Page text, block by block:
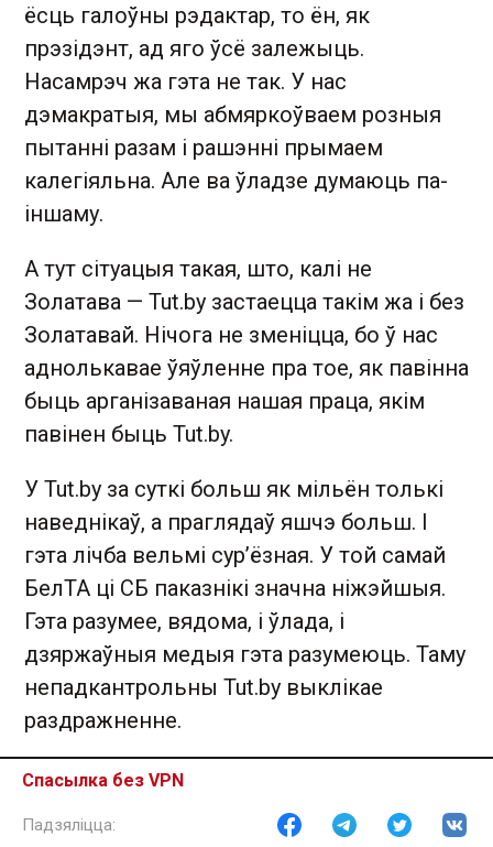
ёсць галоўны рэдактар, то ён, як
прэзідэнт, ад яго ўсё залежыць.
Насамрэч жа гэта не так. У нас
дэмакратыя, мы абмяркоўваем розныя
пытанні разам і рашэнні прымаем
калегіяльна. Але ва ўладзе думаюць па-
іншаму.
А тут сітуацыя такая, што, калі не
Золатава — Tut.by застаецца такім жа і без
Золатавай. Нічога не зменіцца, бо ў нас
аднолькавае ўяўленне пра тое, як павінна
быць арганізаваная нашая праца, якім
павінен быць Tut.by.
У Tut.by за суткі больш як мільён толькі
наведнікаў, а праглядаў яшчэ больш. І
гэта лічба вельмі сур’ёзная. У той самай
БелТА ці СБ паказнікі значна ніжэйшыя.
Гэта разумее, вядома, і ўлада, і
дзяржаўныя медыя гэта разумеюць. Таму
непадкантрольны Tut.by выклікае
раздражненне.
— Пасля «справы БелТА» як памянялася
вашае стаўленне да журналісцкай
супольнасці, да людзей вакол вас?
Спасылка без VPN